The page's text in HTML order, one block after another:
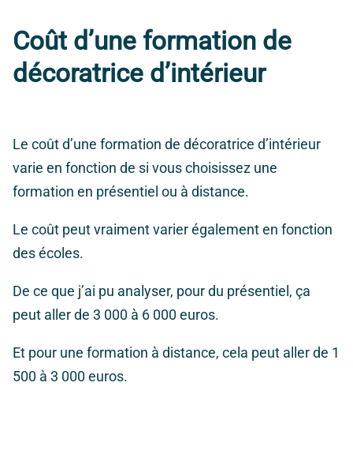
Coût d’une formation de
décoratrice d’intérieur
Le coût d’une formation de décoratrice d’intérieur
varie en fonction de si vous choisissez une
formation en présentiel ou à distance.
Le coût peut vraiment varier également en fonction
des écoles.
De ce que j’ai pu analyser, pour du présentiel, ça
peut aller de 3 000 à 6 000 euros.
Et pour une formation à distance, cela peut aller de 1
500 à 3 000 euros.